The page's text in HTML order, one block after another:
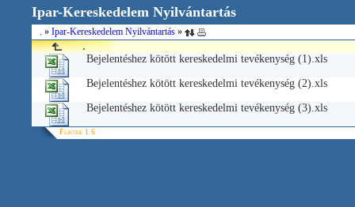
Ipar-Kereskedelem Nyilvántartás
. » Ipar-Kereskedelem Nyilvántartás »
.
Bejelentéshez kötött kereskedelmi tevékenység (1).xls
Bejelentéshez kötött kereskedelmi tevékenység (2).xls
Bejelentéshez kötött kereskedelmi tevékenység (3).xls
Flister 1.6